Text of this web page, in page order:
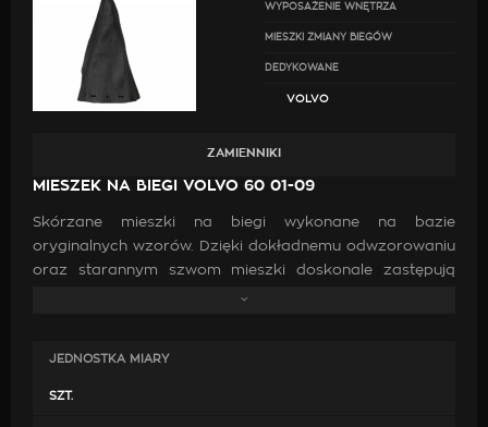
WYPOSAŻENIE WNĘTRZA
MIESZKI ZMIANY BIEGÓW
DEDYKOWANE
VOLVO
ZAMIENNIKI
MIESZEK NA BIEGI VOLVO 60 01-09
Skórzane mieszki na biegi wykonane na bazie
oryginalnych wzorów. Dzięki dokładnemu odwzorowaniu
oraz starannym szwom mieszki doskonale zastępują
oryginalne. Wykonanie ich z wysokiej jakości skóry oraz
się do poprawy estetyki wewnątrz samochodu.
JEDNOSTKA MIARY
SZT.